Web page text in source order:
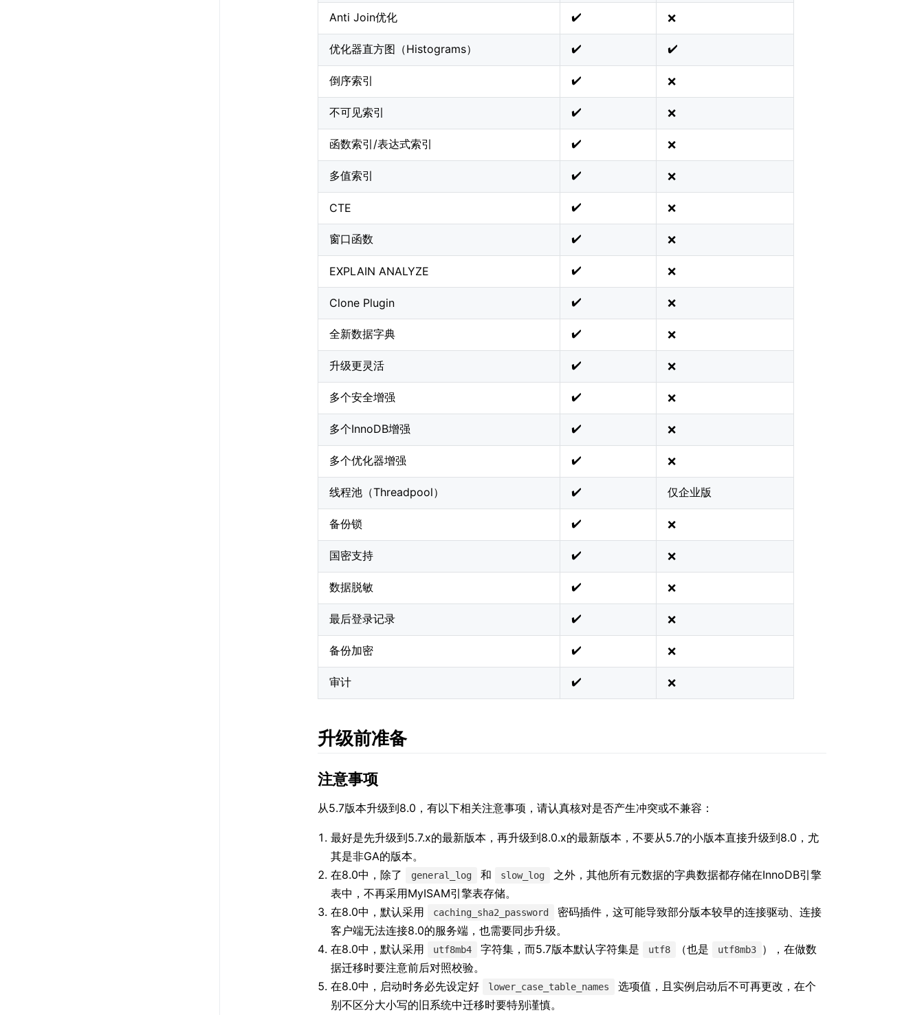
Anti Join优化 ✔️ ❌
优化器直方图（Histograms） ✔️ ✔️
倒序索引 ✔️ ❌
不可见索引 ✔️ ❌
函数索引/表达式索引 ✔️ ❌
多值索引 ✔️ ❌
CTE ✔️ ❌
窗口函数 ✔️ ❌
EXPLAIN ANALYZE ✔️ ❌
Clone Plugin ✔️ ❌
全新数据字典 ✔️ ❌
升级更灵活 ✔️ ❌
多个安全增强 ✔️ ❌
多个InnoDB增强 ✔️ ❌
多个优化器增强 ✔️ ❌
线程池（Threadpool） ✔️ 仅企业版
备份锁 ✔️ ❌
国密支持 ✔️ ❌
数据脱敏 ✔️ ❌
最后登录记录 ✔️ ❌
备份加密 ✔️ ❌
审计 ✔️ ❌
升级前准备
注意事项
从5.7版本升级到8.0，有以下相关注意事项，请认真核对是否产生冲突或不兼容：
最好是先升级到5.7.x的最新版本，再升级到8.0.x的最新版本，不要从5.7的小版本直接升级到8.0，尤
其是非GA的版本。
在8.0中，除了
general_log 和 slow_log
之外，其他所有元数据的字典数据都存储在InnoDB引擎
表中，不再采用MyISAM引擎表存储。
在8.0中，默认采用
caching_sha2_password
密码插件，这可能导致部分版本较早的连接驱动、连接
客户端无法连接8.0的服务端，也需要同步升级。
在8.0中，默认采用
utf8mb4 字符集，而5.7版本默认字符集是 utf8 （也是 utf8mb3
），在做数
据迁移时要注意前后对照校验。
在8.0中，启动时务必先设定好
lower_case_table_names
选项值，且实例启动后不可再更改，在个
别不区分大小写的旧系统中迁移时要特别谨慎。